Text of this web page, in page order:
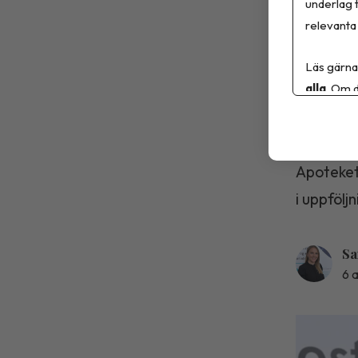
i
6
underlag
relevanta
Läs
alla .